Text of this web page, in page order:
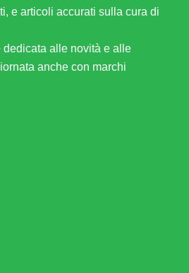
e articoli accurati sulla cura di
dedicata alle novità e alle
anche con marchi